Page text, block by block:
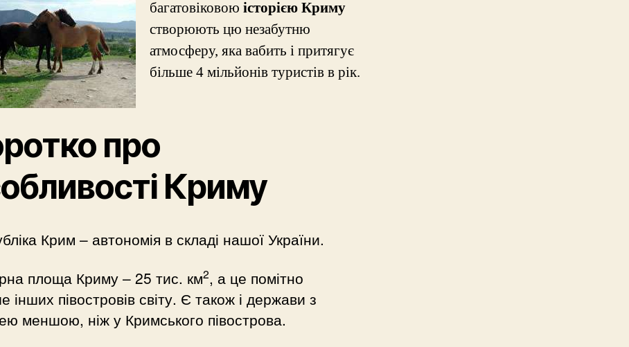
багатовіковою історією Криму
створюють цю незабутню
атмосферу, яка вабить і притягує
більше 4 мільйонів туристів в рік.
про
Криму
Крим – автономія в складі нашої України.
площа Криму – 25 тис. км2, а це помітно
інших півостровів світу. Є також і держави з
меншою, ніж у Кримського півострова.